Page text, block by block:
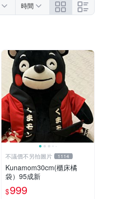
時間
不議價不另拍圖片 1114
Kunamom30cm(櫃床橘
袋）95成新
$999